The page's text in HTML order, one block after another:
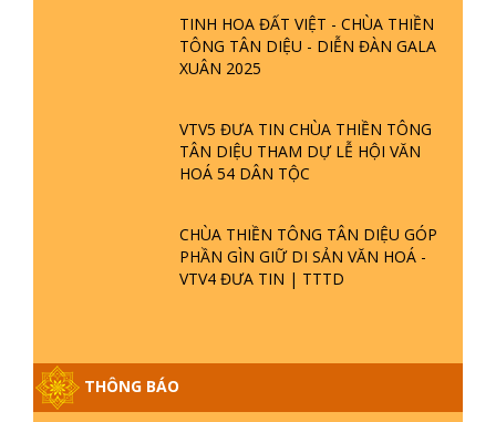
TINH HOA ĐẤT VIỆT - CHÙA THIỀN
TÔNG TÂN DIỆU - DIỄN ĐÀN GALA
XUÂN 2025
VTV5 ĐƯA TIN CHÙA THIỀN TÔNG
TÂN DIỆU THAM DỰ LỄ HỘI VĂN
HOÁ 54 DÂN TỘC
CHÙA THIỀN TÔNG TÂN DIỆU GÓP
PHẦN GÌN GIỮ DI SẢN VĂN HOÁ -
VTV4 ĐƯA TIN | TTTD
THÔNG BÁOGIẢI ĐÁP ĐẶC BIỆT P25 - SUỐT 49
NĂM PHẬT KHÔNG NÓI? HỘI LONG